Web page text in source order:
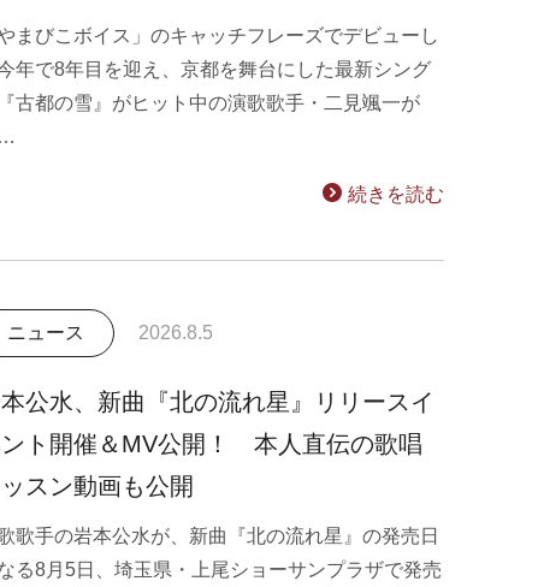
やまびこボイス」のキャッチフレーズでデビューし
年で8年目を迎え、京都を舞台にした最新シング
古都の雪』がヒット中の演歌歌手・二見颯一が
続きを読む
ニュース 2026.8.5
公水、新曲『北の流れ星』リリースイ
ト開催＆MV公開！ 本人直伝の歌唱
スン動画も公開
歌手の岩本公水が、新曲『北の流れ星』の発売日
る8月5日、埼玉県・上尾ショーサンプラザで発売